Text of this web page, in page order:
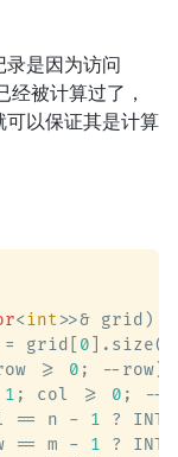
录是因为访问
被计算过了，
以保证其是计算
<int>>& grid)
grid[ 0
>= 0 ; --row)
1 ; col >= 0 ; --
== n - 1 ?
== m - 1 ?